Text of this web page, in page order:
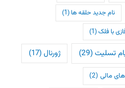
نام جدید حلقه ها (1)
با فلک(1)
تسلیت(29) ژورنال(17)
مالی(2)